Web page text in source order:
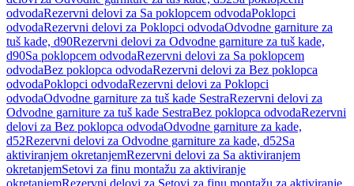
odvodaRezervni delovi za Sa poklopcem odvodaPoklopci
odvodaRezervni delovi za Poklopci odvodaOdvodne garniture za
tuš kade, d90Rezervni delovi za Odvodne garniture za tuš kade,
d90Sa poklopcem odvodaRezervni delovi za Sa poklopcem
odvodaBez poklopca odvodaRezervni delovi za Bez poklopca
odvodaPoklopci odvodaRezervni delovi za Poklopci
odvodaOdvodne garniture za tuš kade SestraRezervni delovi za
Odvodne garniture za tuš kade SestraBez poklopca odvodaRezervni
delovi za Bez poklopca odvodaOdvodne garniture za kade,
d52Rezervni delovi za Odvodne garniture za kade, d52Sa
aktiviranjem okretanjemRezervni delovi za Sa aktiviranjem
okretanjemSetovi za finu montažu za aktiviranje
okretanjemRezervni delovi za Setovi za finu montažu za aktiviranje